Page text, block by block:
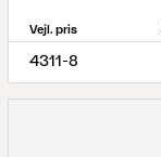
Vejl. pris
4311-8